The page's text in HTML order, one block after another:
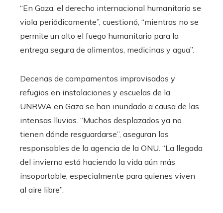
“En Gaza, el derecho internacional humanitario se
viola periódicamente”, cuestionó, “mientras no se
permite un alto el fuego humanitario para la
entrega segura de alimentos, medicinas y agua”.
Decenas de campamentos improvisados y
refugios en instalaciones y escuelas de la
UNRWA en Gaza se han inundado a causa de las
intensas lluvias. “Muchos desplazados ya no
tienen dónde resguardarse”, aseguran los
responsables de la agencia de la ONU. “La llegada
del invierno está haciendo la vida aún más
insoportable, especialmente para quienes viven
al aire libre”.